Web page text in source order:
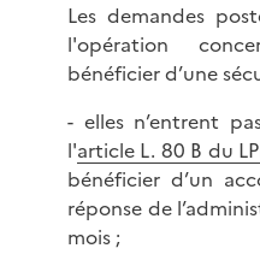
Les demandes
l'opération
bénéficier d’une
- elles n’entrent
l'article L. 80 B du
bénéficier d’un
réponse de
mois ;